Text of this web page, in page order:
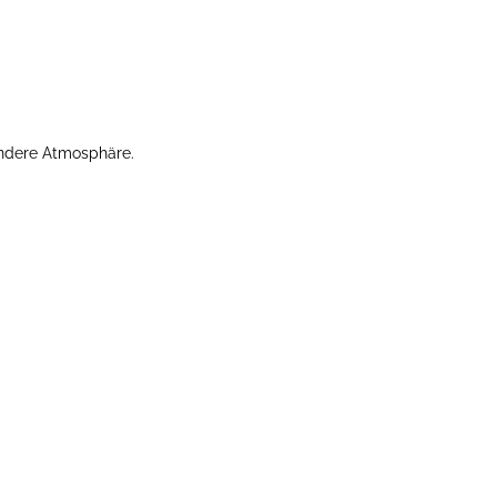
Atmosphäre.